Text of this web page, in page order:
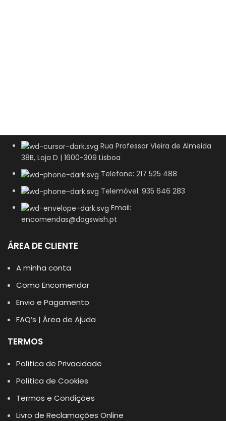
Rua Professor Vieira de Almeida
38B, Loja D | 1600-309 Lisboa
Telefone: 217 525 488
Telemóvel: 935 646 283
Email:
encomendas@dogswish.pt
ÁREA DE CLIENTE
A minha conta
Como Encomendar
Envio e Pagamento
FAQ’s | Área de Ajuda
TERMOS
Política de Privacidade
Política de Cookies
Termos e Condições
Livro de Reclamações Online